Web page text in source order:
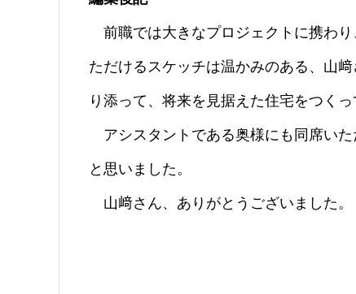
前職では大きなプロジェクトに携わ
ただけるスケッチは温かみのある、山
り添って、将来を見据えた住宅をつくっ
アシスタントである奥様にも同席い
と思いました。
山﨑さん、ありがとうございました。